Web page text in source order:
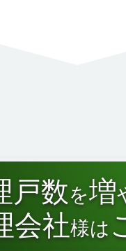
戸数を増
会社様は